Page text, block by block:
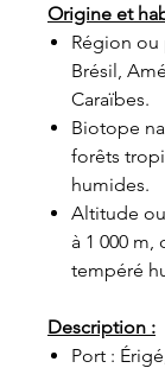
Origine et
Région ou
Brésil,
Caraïbes.
Biotope
forêts
humides.
Altitude
à 1 000 m,
tempéré
Description :
Port :